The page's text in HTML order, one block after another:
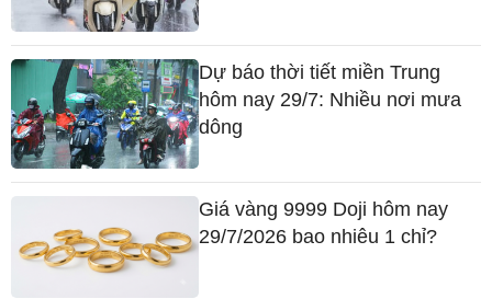
Dự báo thời tiết miền Trung
hôm nay 29/7: Nhiều nơi mưa
dông
Giá vàng 9999 Doji hôm nay
29/7/2026 bao nhiêu 1 chỉ?